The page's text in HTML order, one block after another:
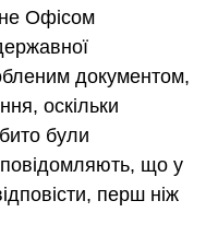
Офісом
документом,
оскільки
були
повідомляють, що у
перш ніж